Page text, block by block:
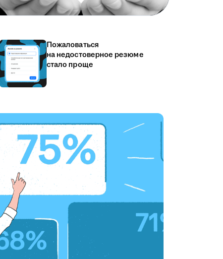
Пожаловаться
на недостоверное резюме
стало проще